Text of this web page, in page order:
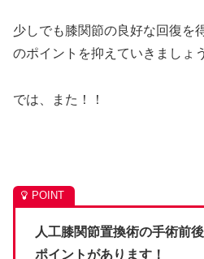
少しでも膝関節の良好な回復を
のポイントを抑えていきましょ
では、また！！
人工膝関節置換術の手術前
ポイントがあります！